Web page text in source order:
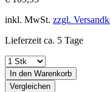
inkl. MwSt. zzgl.
Lieferzeit ca. 5 Tage
In den Warenkorb
Vergleichen